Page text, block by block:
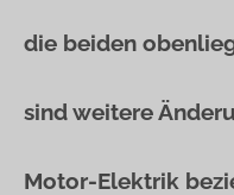
die beiden
sind weitere
Motor-Elektrik